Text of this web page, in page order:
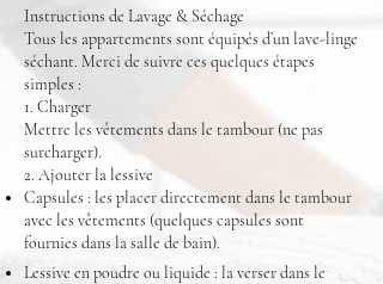
Instructions de Lavage & Séchage
Tous les appartements sont équipés d’un lave-linge
séchant. Merci de suivre ces quelques étapes
simples :
1. Charger
Mettre les vêtements dans le tambour (ne pas
surcharger).
2. Ajouter la lessive
Capsules : les placer directement dans le tambour
avec les vêtements (quelques capsules sont
fournies dans la salle de bain).
Lessive en poudre ou liquide : la verser dans le